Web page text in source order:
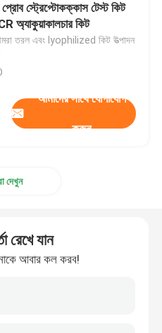
প্রোব স্ট্রেপ্টোকক্কাস টেস্ট কিট
অ্যাকুয়াকালচার কিট
তরল এবং lyophilized কিট উত্পাদন
আমাদের সাথে যোগাযোগ
করুন
দেখুন
রেখে যান
আবার কল করব!